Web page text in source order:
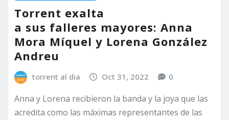
Torrent exalta
a sus falleres mayores: Anna
Mora Míquel y Lorena González
Andreu
torrent al dia Oct 31, 2022 0
Anna y Lorena recibieron la banda y la joya que las
acredita como las máximas representantes de las